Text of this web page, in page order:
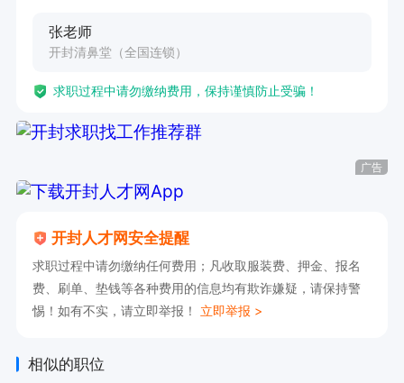
张老师
开封清鼻堂（全国连锁）
求职过程中请勿缴纳费用，保持谨慎防止受骗！
广告
开封人才网安全提醒
求职过程中请勿缴纳任何费用；凡收取服装费、押金、报名
费、刷单、垫钱等各种费用的信息均有欺诈嫌疑，请保持警
惕！如有不实，请立即举报！ 立即举报 >
相似的职位